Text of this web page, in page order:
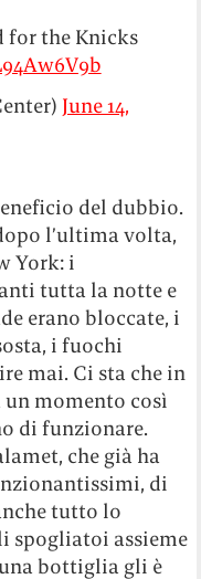
for the Knicks
June 14,
del dubbio.
l’ultima volta,
York: i
tutta la notte e
erano bloccate, i
i fuochi
mai. Ci sta che in
un momento così
di funzionare.
che già ha
di
tutto lo
spogliatoi assieme
bottiglia gli è